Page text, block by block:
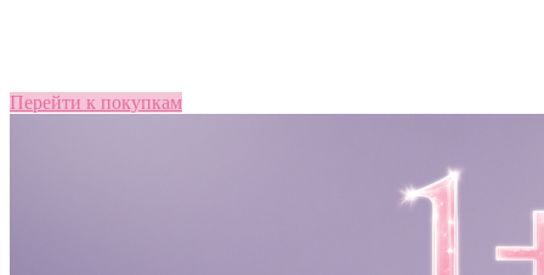
Перейти к покупкам